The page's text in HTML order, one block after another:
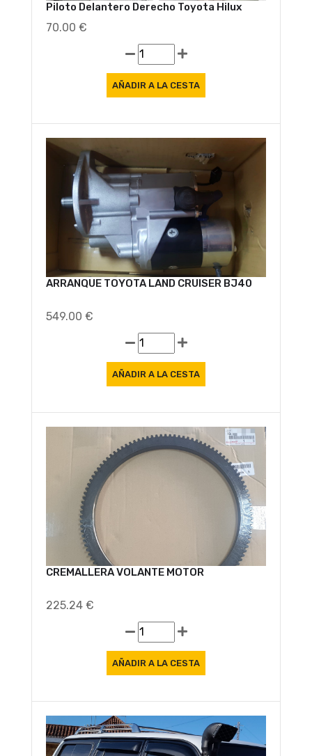
Piloto Delantero Derecho Toyota Hilux
70.00 €
ARRANQUE TOYOTA LAND CRUISER BJ40
549.00 €
CREMALLERA VOLANTE MOTOR
225.24 €